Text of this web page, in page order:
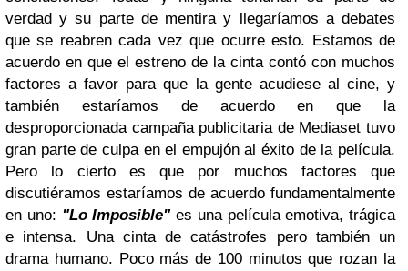
verdad y su parte de mentira y llegaríamos a debates
que se reabren cada vez que ocurre esto. Estamos de
acuerdo en que el estreno de la cinta contó con muchos
factores a favor para que la gente acudiese al cine, y
también estaríamos de acuerdo en que la
desproporcionada campaña publicitaria de Mediaset tuvo
gran parte de culpa en el empujón al éxito de la película.
Pero lo cierto es que por muchos factores que
discutiéramos estaríamos de acuerdo fundamentalmente
en uno: "Lo Imposible"es una película emotiva, trágica
e intensa. Una cinta de catástrofes pero también un
drama humano. Poco más de 100 minutos que rozan la